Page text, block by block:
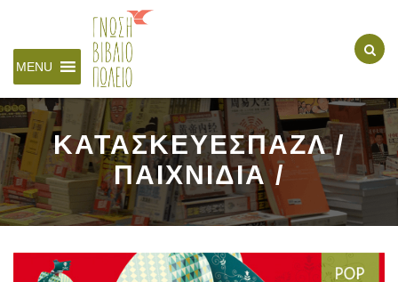
MENU
ΚΑΤΑΣΚΕΥΕΣΠΑΖΛ /
ΠΑΙΧΝΙΔΙΑ /